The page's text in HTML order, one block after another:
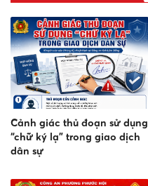
Cảnh giác thủ đoạn sử dụng
“chữ ký lạ” trong giao dịch
dân sự